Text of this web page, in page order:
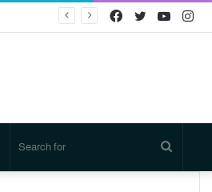
Twitter
Facebook